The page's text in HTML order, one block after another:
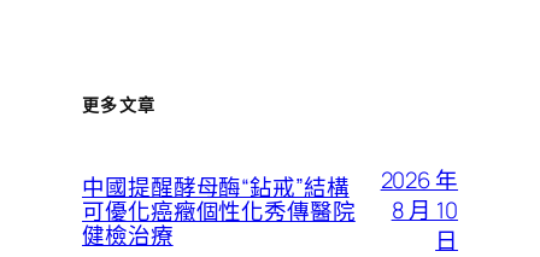
更多文章
中國提醒酵母酶“鉆戒”結構
可優化癌癥個性化秀傳醫院
健檢治療
2026 年
8 月 10
日